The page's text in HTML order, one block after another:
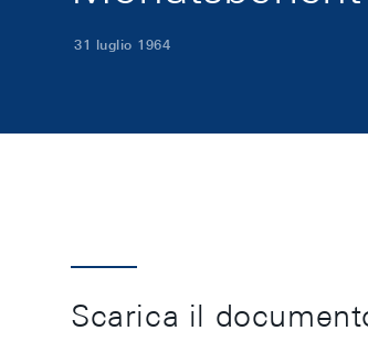
31 luglio 1964
Scarica il